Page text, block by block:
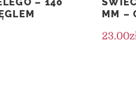
MM –
23.00